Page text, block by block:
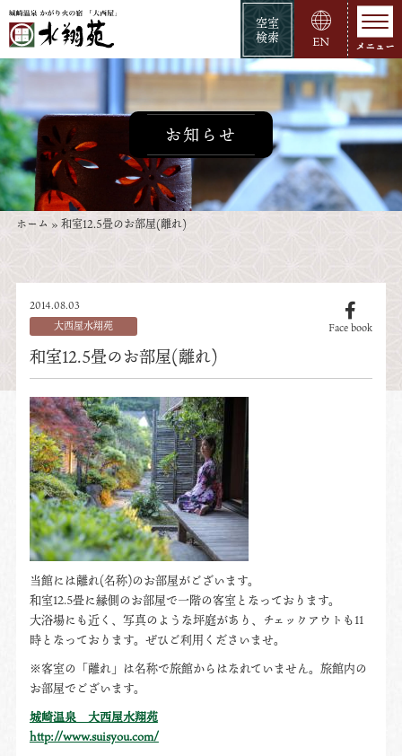
空室
検索
EN
お知らせ
ホーム » 和室12.5畳のお部屋(離れ)
2014.08.03
大西屋水翔苑
Face book
和室12.5畳のお部屋(離れ)
当館には離れ(名称)のお部屋がございます。
和室12.5畳に縁側のお部屋で一階の客室となっております。
大浴場にも近く、写真のような坪庭があり、チェックアウトも11
時となっております。ぜひご利用くださいませ。
※客室の「離れ」は名称で旅館からはなれていません。旅館内の
お部屋でございます。
城崎温泉 大西屋水翔苑
http://www.suisyou.com/